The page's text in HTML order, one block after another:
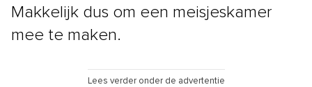
Makkelijk dus om een meisjeskamer
mee te maken.
Lees verder onder de advertentie